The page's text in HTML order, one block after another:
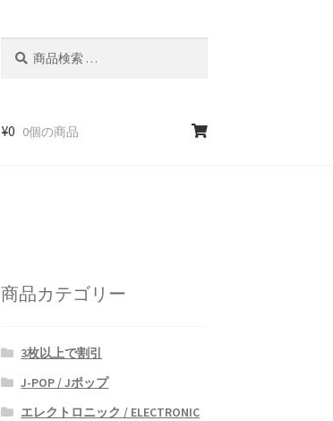
¥0 0個の商品
商品カテゴリー
3枚以上で割引
J-POP / Jポップ
エレクトロニック / ELECTRONIC